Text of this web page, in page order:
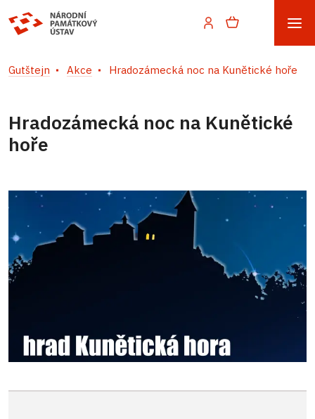
Gutštejn Akce Hradozámecká noc na Kunětické hoře
Hradozámecká noc na Kunětické
hoře